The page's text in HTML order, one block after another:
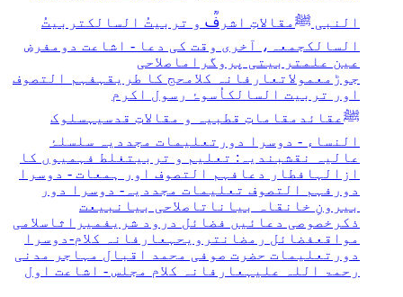
النبی ﷺمقالاتِ اشرفؒ و تربیتُ السالک تربیتُ
السالک جمعہ، آخری وقت کی دعا - اشاعت دوم فرضِ
عین علم تربیتی پروگرام اصلاحی
جوڑ معمولات عارفانہ کلام حج کا طریقہ فہم التصوف
اور تربیت السالک اُسوۂ رسول اکرم
ﷺ عقائد مقاماتِ قطبیہ و مقالاتِ قدسیہ سلوک
النساء - دوسرا دور تعلیمات مجددیہ سلسلۂ
عالیہ نقشبندیہ: تعلیم و تربیت غلط فہمیوں کا
ازالہ افطار دعا فہم التصوف اور ہمعات - دوسرا
دور فہم التصوف تعلیمات مجددیہ- دوسرا دور
بیرونِ خانقاہ بیانات اصلاحی بیان بیعت
ذکر خصوصی دعائیں فضائل درود شریف میراث اسلامی
مواقع فضائل رمضان ترویحہ عارفانہ کلام-دوسرا
دور تعلیمات حضرت صوفی محمد اقبال مہاجر مدنی
رحمۃ اللہ علیہ عارفانہ کلام مجلس - اشاعت اول